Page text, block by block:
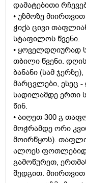
დამატებითი
• უზმოზე
ჭიქა ცივი
სტაფილოს წვენი.
• ყოველდღიურად
თბილი წვენი.
ბანანი (სამ
მარცვლები, ესეც
სადილამდე ერთი
წინ.
• აიღეთ 300 გ
მოჭრამდე ორი
მოირწყოს).
ალოეს
გამოწურეთ,
შედგით.